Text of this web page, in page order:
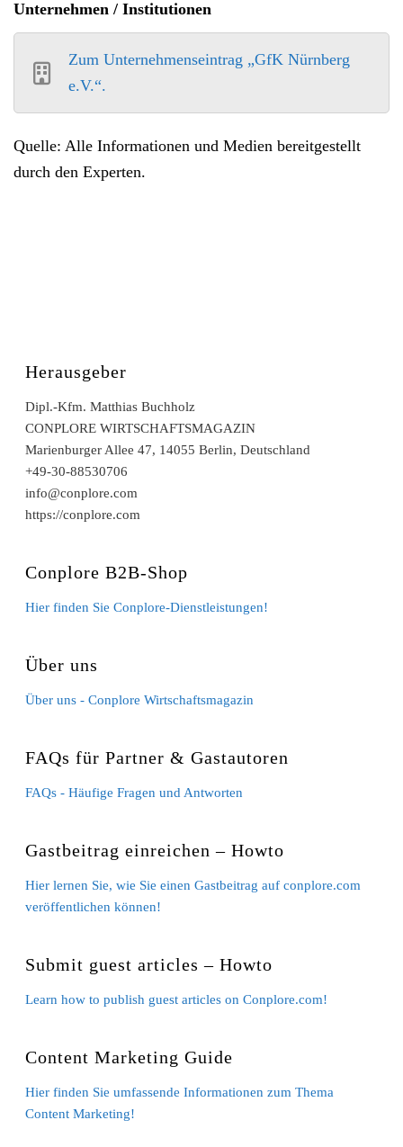
Unternehmen / Institutionen
Zum Unternehmenseintrag „GfK Nürnberg
e.V.“.
Quelle: Alle Informationen und Medien bereitgestellt
durch den Experten.
Herausgeber
Dipl.-Kfm. Matthias Buchholz
CONPLORE WIRTSCHAFTSMAGAZIN
Marienburger Allee 47, 14055 Berlin, Deutschland
+49-30-88530706
info@conplore.com
https://conplore.com
Conplore B2B-Shop
Hier finden Sie Conplore-Dienstleistungen!
Über uns
Über uns - Conplore Wirtschaftsmagazin
FAQs für Partner & Gastautoren
FAQs - Häufige Fragen und Antworten
Gastbeitrag einreichen – Howto
Hier lernen Sie, wie Sie einen Gastbeitrag auf conplore.com
veröffentlichen können!
Submit guest articles – Howto
Learn how to publish guest articles on Conplore.com!
Content Marketing Guide
Hier finden Sie umfassende Informationen zum Thema
Content Marketing!